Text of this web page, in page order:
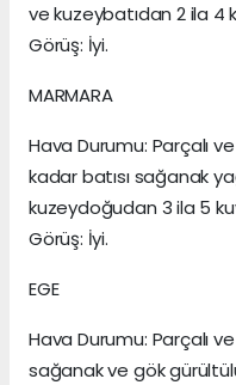
ve kuzeybatıdan 2 ila 4
Görüş: İyi.
MARMARA
Hava Durumu: Parçalı
kadar batısı sağanak
kuzeydoğudan 3 ila 5
Görüş: İyi.
EGE
Hava Durumu: Parçalı
sağanak ve gök